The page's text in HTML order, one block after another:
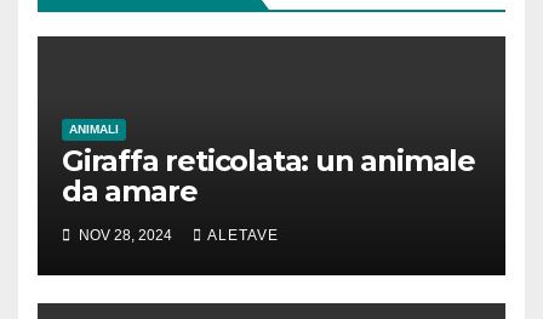
ANIMALI
Giraffa reticolata: un animale
da amare
NOV 28, 2024 ALETAVE